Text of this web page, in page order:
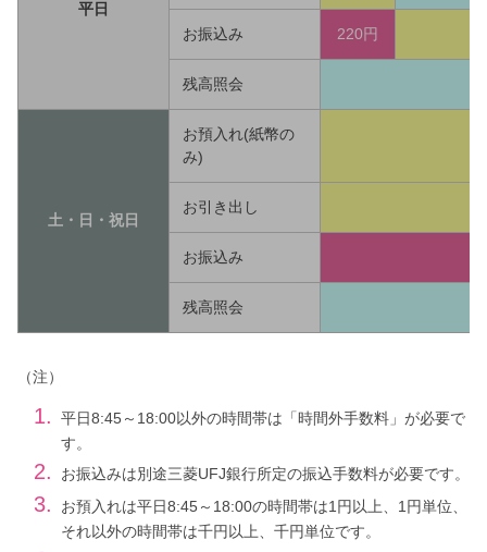
平日
お振込み 220円
残高照会
土・日・祝日
お預入れ(紙幣の
み)
お引き出し
お振込み
残高照会
（注）
1.
平日8:45～18:00以外の時間帯は「時間外手数料」が必要で
す。
2. お振込みは別途三菱UFJ銀行所定の振込手数料が必要です。
3.
お預入れは平日8:45～18:00の時間帯は1円以上、1円単位、
それ以外の時間帯は千円以上、千円単位です。